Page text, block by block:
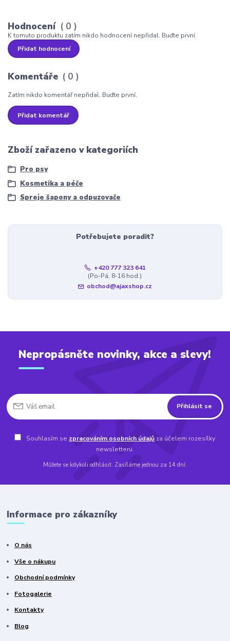
Hodnocení 0
K tomuto produktu zatím nikdo hodnocení nepřidal. Buďte první.
Přidat hodnocení
Komentáře 0
Zatím nikdo komentář nepřidal. Buďte první.
Přidat komentář
Zboží zařazeno v kategoriích
Pro psy
Kosmetika a péče
Spreje šapony a odpuzovače
Potřebujete poradit?
+420 777 323 641
(Po-Pá, 8-16 hod.)
obchod@ajaxshop.cz
Nepropásněte novinky, akce a slevy!
Přihlásit se
Souhlasím se zpracováním osobních údajů za účelem rozesílky
newsletteru.
Můžete se kdykoli odhlásit. Zasíláme jednou za 14 dní.
Informace pro zákazníky
O nás
Vše o nákupu
Obchodní podmínky
Fotogalerie
Kontakty
Blog